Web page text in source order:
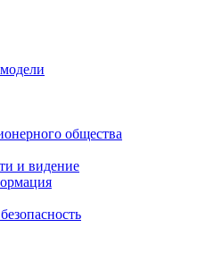
общества
и видение